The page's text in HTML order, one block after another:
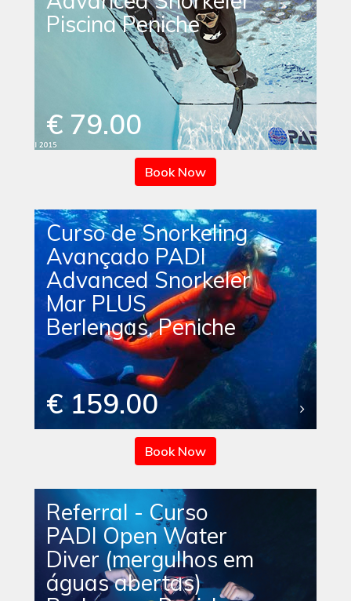
Piscina Peniche
€ 79.00
Book Now
Curso de Snorkeling
Avançado PADI
Advanced Snorkeler
Mar PLUS
Berlengas, Peniche
€ 159.00
Book Now
Referral - Curso
PADI Open Water
Diver (mergulhos em
águas abertas)